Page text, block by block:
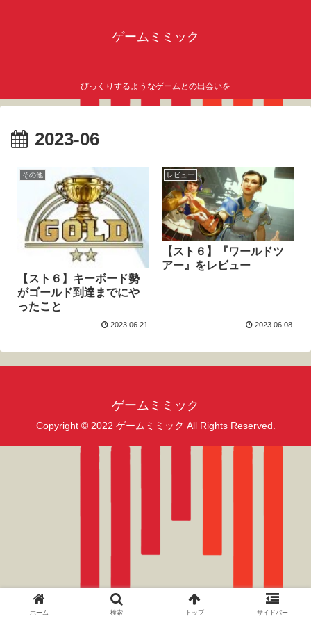
ゲームミミック
びっくりするようなゲームとの出会いを
2023-06
その他
【スト６】キーボード勢
がゴールド到達までにや
ったこと
2023.06.21
レビュー
【スト６】『ワールドツ
アー』をレビュー
2023.06.08
ゲームミミック
Copyright © 2022 ゲームミミック All Rights Reserved.
ホーム 検索 トップ サイドバー